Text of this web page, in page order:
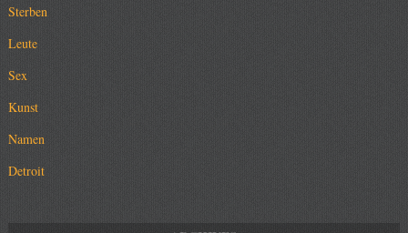
Sterben
Leute
Sex
Kunst
Namen
Detroit